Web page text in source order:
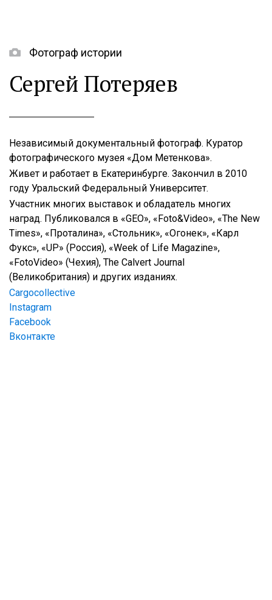
Фотограф истории
Сергей Потеряев
Независимый документальный фотограф. Куратор
фотографического музея «Дом Метенкова».
Живет и работает в Екатеринбурге. Закончил в 2010
году Уральский Федеральный Университет.
Участник многих выставок и обладатель многих
наград. Публиковался в «GEO», «Foto&Video», «The New
Times», «Проталина», «Стольник», «Огонек», «Карл
Фукс», «UP» (Россия), «Week of Life Magazine»,
«FotoVideo» (Чехия), The Calvert Journal
(Великобритания) и других изданиях.
Cargocollective
Instagram
Facebook
Вконтакте